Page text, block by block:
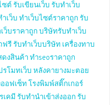
ซต์ รับเขียนเว็บ รับทำเว็บ
เว็บ ทำเว็บไซต์ราคาถูก รับ
ว็บราคาถูก บริษัทรับทำเว็บ
ฟรี รับทำเว็บบริษัท เครื่องทาบ
งสินค้า ทำseoราคาถูก
รโมทเว็บ หลังคายางมะตอย
อฟเซ็ท โรงพิมพ์สติ๊กเกอร์
เคมี รับทำนำเข้าส่งออก รับ